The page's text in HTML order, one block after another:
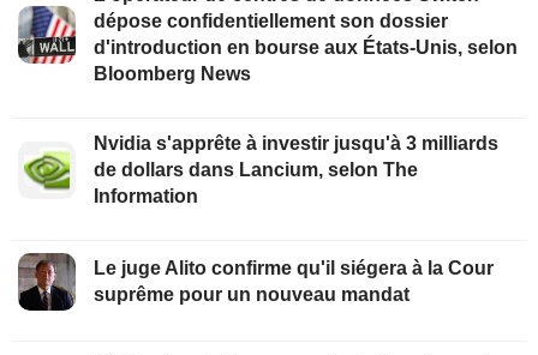
dépose confidentiellement son dossier
d'introduction en bourse aux États-Unis, selon
Bloomberg News
Nvidia s'apprête à investir jusqu'à 3 milliards
de dollars dans Lancium, selon The
Information
Le juge Alito confirme qu'il siégera à la Cour
suprême pour un nouveau mandat